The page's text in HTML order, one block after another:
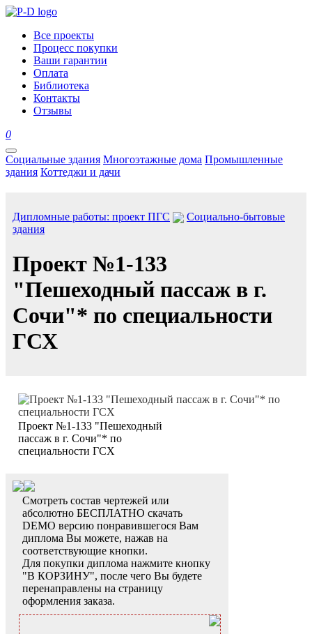
Все проекты
Процесс покупки
Ваши гарантии
Оплата
Библиотека
Контакты
Отзывы
0
Социальные здания Многоэтажные дома Промышленные
здания Коттеджи и дачи
Дипломные работы: проект ПГС
Социально-бытовые
здания
Проект №1-133
"Пешеходный пассаж в г.
Сочи"* по специальности
ГСХ
Проект №1-133 "Пешеходный
пассаж в г. Сочи"* по
специальности ГСХ
Смотреть состав чертежей или
абсолютно БЕСПЛАТНО скачать
DEMO версию понравившегося Вам
диплома Вы можете, нажав на
соответствующие кнопки.
Для покупки диплома нажмите кнопку
"В КОРЗИНУ", после чего Вы будете
перенаправлены на страницу
оформления заказа.